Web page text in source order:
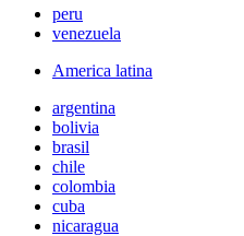
peru
venezuela
America latina
argentina
bolivia
brasil
chile
colombia
cuba
nicaragua